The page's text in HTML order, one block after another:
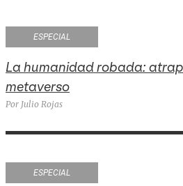
ESPECIAL
La humanidad robada:
metaverso
Por Julio Rojas
ESPECIAL